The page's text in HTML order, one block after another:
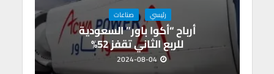
رئيسي صناعات
أرباح “أكوا باور” السعودية
للربع الثاني تقفز 52%
2024-08-04